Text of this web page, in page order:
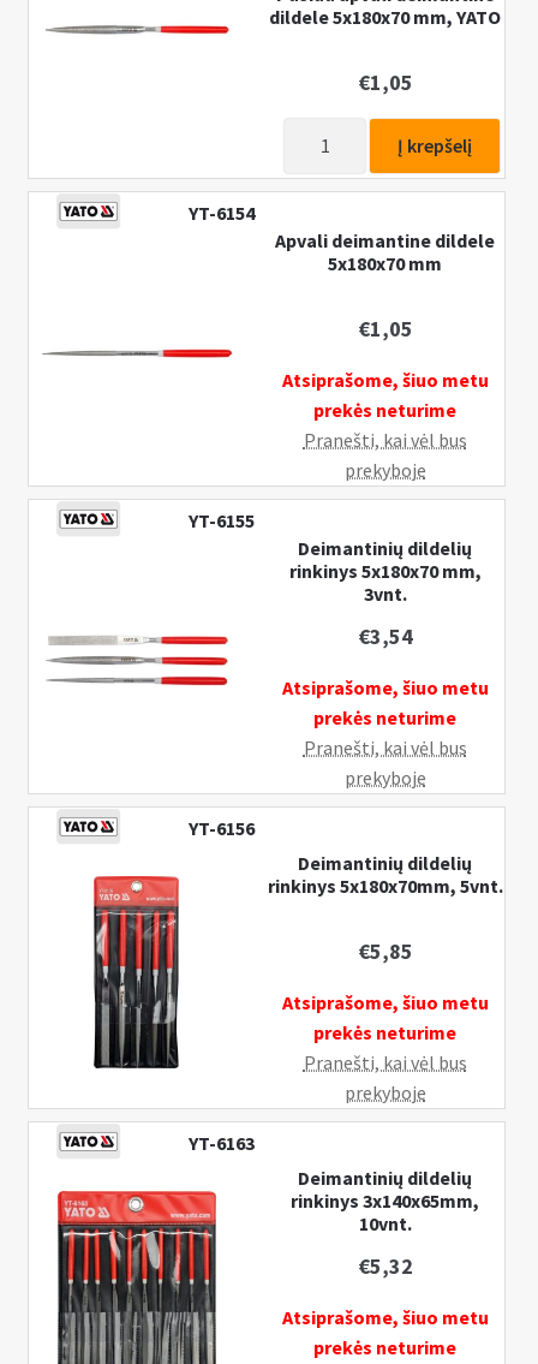
dildele 5x180x70 mm, YATO
€1,05
Pusiau
deimantine
YATO
Į krepšelį
YT-6154
Apvali deimantine dildele
5x180x70 mm
€1,05
Atsiprašome, šiuo metu
prekės neturime
Pranešti, kai vėl bus
prekyboje
YT-6155
Deimantinių dildelių
rinkinys 5x180x70 mm,
3vnt.
€3,54
Atsiprašome, šiuo metu
prekės neturime
Pranešti, kai vėl bus
prekyboje
YT-6156
Deimantinių dildelių
rinkinys 5x180x70mm, 5vnt.
€5,85
Atsiprašome, šiuo metu
prekės neturime
Pranešti, kai vėl bus
prekyboje
YT-6163
Deimantinių dildelių
rinkinys 3x140x65mm,
10vnt.
€5,32
Atsiprašome, šiuo metu
prekės neturime